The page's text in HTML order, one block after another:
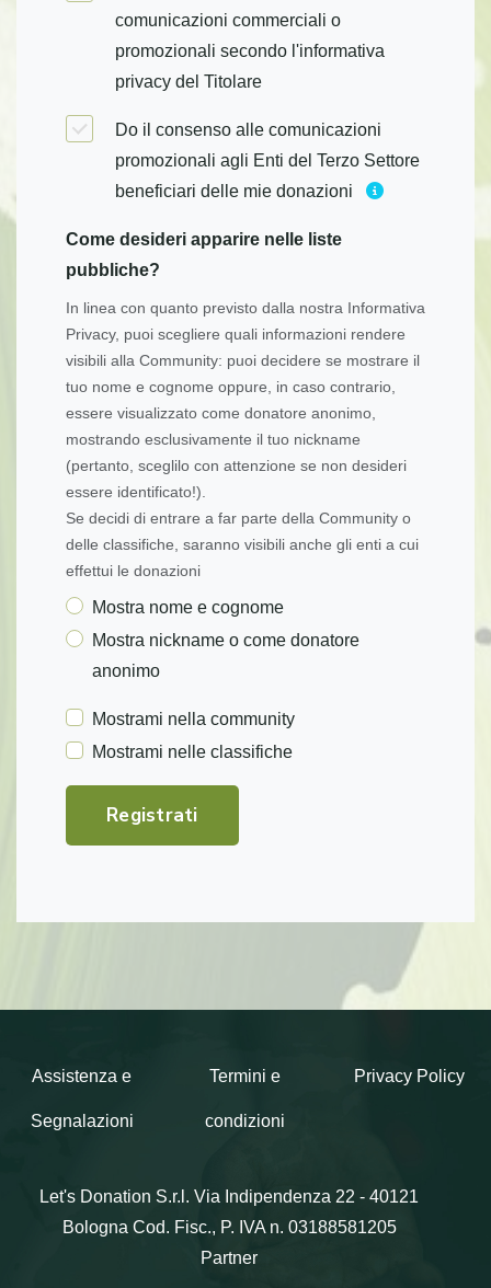
comunicazioni commerciali o
promozionali secondo l'informativa
privacy del Titolare
Do il consenso alle comunicazioni
promozionali agli Enti del Terzo Settore
beneficiari delle mie donazioni
Come desideri apparire nelle liste
pubbliche?
In linea con quanto previsto dalla nostra Informativa
Privacy, puoi scegliere quali informazioni rendere
visibili alla Community: puoi decidere se mostrare il
tuo nome e cognome oppure, in caso contrario,
essere visualizzato come donatore anonimo,
mostrando esclusivamente il tuo nickname
(pertanto, sceglilo con attenzione se non desideri
essere identificato!).
Se decidi di entrare a far parte della Community o
delle classifiche, saranno visibili anche gli enti a cui
effettui le donazioni
Mostra nome e cognome
Mostra nickname o come donatore
anonimo
Mostrami nella community
Mostrami nelle classifiche
Registrati
Assistenza e
Segnalazioni
Termini e
condizioni
Privacy Policy
Let's Donation S.r.l. Via Indipendenza 22 - 40121
Bologna Cod. Fisc., P. IVA n. 03188581205
Partner